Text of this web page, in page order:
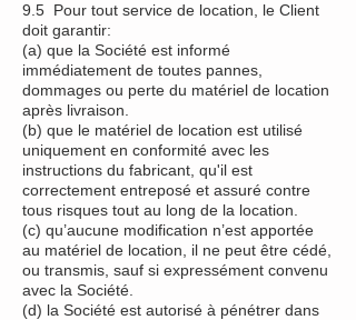
9.5 Pour tout service de location, le Client
doit garantir:
(a) que la Société est informé
immédiatement de toutes pannes,
dommages ou perte du matériel de location
après livraison.
(b) que le matériel de location est utilisé
uniquement en conformité avec les
instructions du fabricant, qu'il est
correctement entreposé et assuré contre
tous risques tout au long de la location.
(c) qu’aucune modification n’est apportée
au matériel de location, il ne peut être cédé,
ou transmis, sauf si expressément convenu
avec la Société.
(d) la Société est autorisé à pénétrer dans